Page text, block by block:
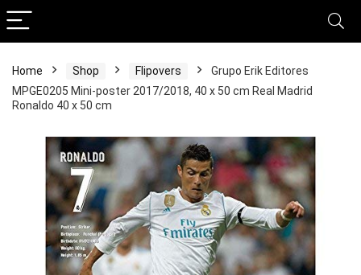
Home Shop Flipovers
Grupo Erik Editores
MPGE0205 Mini-poster 2017/2018, 40 x 50 cm Real Madrid
Ronaldo 40 x 50 cm